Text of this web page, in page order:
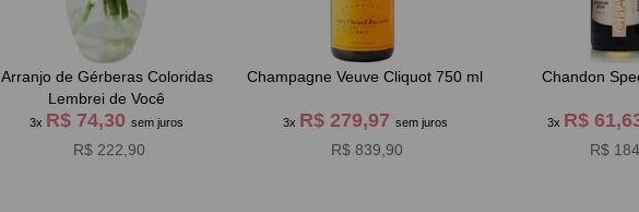
Arranjo de Gérberas Coloridas
Lembrei de Você
3x R$ 74,30sem juros
R$ 222,90
Champagne Veuve Cliquot 750 ml
3x R$ 279,97 sem juros
R$ 839,90
Chandon
3x R$
R$